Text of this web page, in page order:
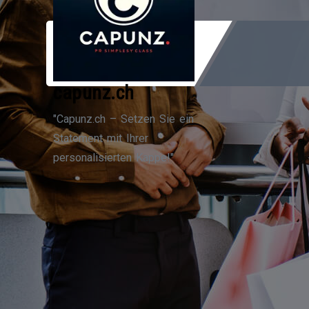
Zum
Inhalt
capunz.ch
"Capunz.ch – Setzen Sie ein
Statement mit Ihrer
personalisierten Kappe!"